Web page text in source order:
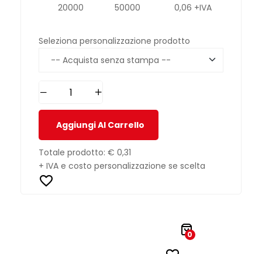
20000 50000 0,06 +IVA
Seleziona personalizzazione prodotto
Aggiungi Al Carrello
Totale prodotto: € 0,31
+ IVA e costo personalizzazione se scelta
0